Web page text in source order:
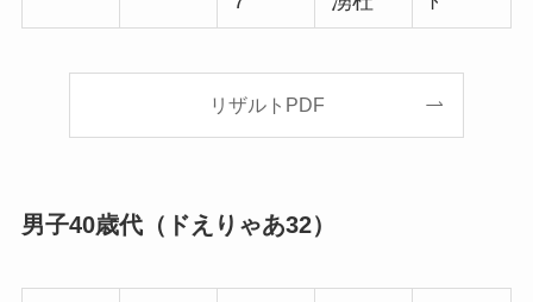
リザルトPDF
男子40歳代（ドえりゃあ32）